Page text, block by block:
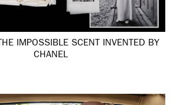
IMPOSSIBLE SCENT INVENTED BY
CHANEL